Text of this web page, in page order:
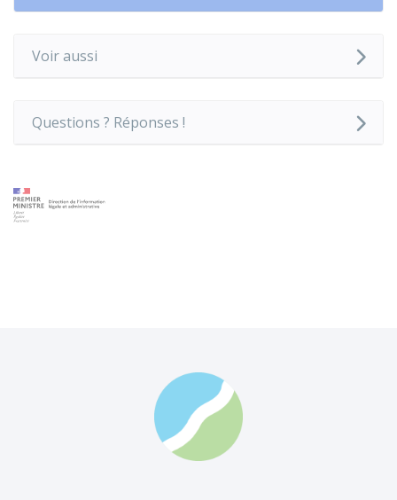
Voir aussi
Questions ? Réponses !